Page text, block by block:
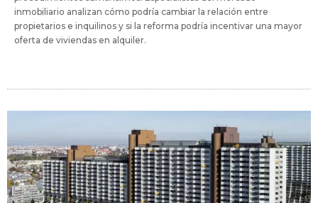
inmobiliario analizan cómo podría cambiar la relación entre
propietarios e inquilinos y si la reforma podría incentivar una mayor
oferta de viviendas en alquiler.